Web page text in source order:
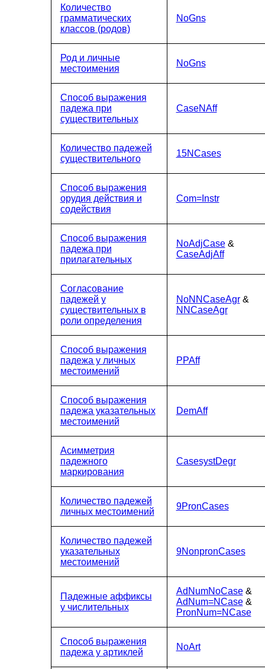
Количество
грамматических
классов (родов)
NoGns
Род и личные
местоимения
NoGns
Способ выражения
падежа при
существительных
CaseNAff
Количество падежей
существительного
15NCases
Способ выражения
орудия действия и
содействия
Com=Instr
Способ выражения
падежа при
прилагательных
NoAdjCase &
CaseAdjAff
Согласование
падежей у
существительных в
роли определения
NoNNCaseAgr &
NNCaseAgr
Способ выражения
падежа у личных
местоимений
PPAff
Способ выражения
падежа указательных
местоимений
DemAff
Асимметрия
падежного
маркирования
CasesystDegr
Количество падежей
личных местоимений
9PronCases
Количество падежей
указательных
местоимений
9NonpronCases
Падежные аффиксы
у числительных
AdNumNoCase &
AdNum=NCase &
PronNum=NCase
Способ выражения
падежа у артиклей
NoArt